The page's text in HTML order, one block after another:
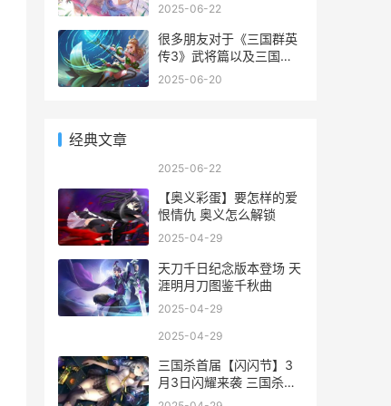
上百次“秘密联络”任务所
练就的强大情报收
2025-06-22
很多朋友对于《三国群英
传3》武将篇以及三国群
英传3武将和三国群英传3
2025-06-20
经典文章
2025-06-22
【奥义彩蛋】要怎样的爱
恨情仇 奥义怎么解锁
2025-04-29
天刀千日纪念版本登场 天
涯明月刀图鉴千秋曲
2025-04-29
2025-04-29
三国杀首届【闪闪节】3
月3日闪耀来袭 三国杀三
代闪